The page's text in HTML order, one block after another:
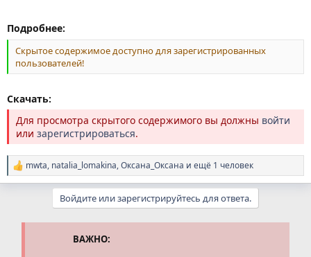
Подробнее:
Скрытое содержимое доступно для зарегистрированных
пользователей!
Скачать:
Для просмотра скрытого содержимого вы должны войти
или зарегистрироваться.
Р
е
mwta, natalia_lomakina,Оксана_Оксана и ещё 1 человек
Войдите или зарегистрируйтесь для ответа.
ВАЖНО: